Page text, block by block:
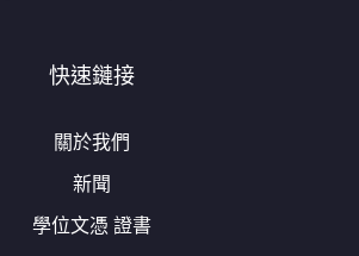
快速鏈接
關於我們
新聞
學位文憑 證書